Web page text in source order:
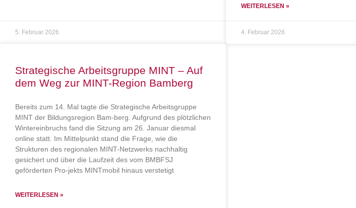
5. Februar 2026
WEITERLESEN »
4. Februar 2026
Strategische Arbeitsgruppe MINT – Auf
dem Weg zur MINT-Region Bamberg
Bereits zum 14. Mal tagte die Strategische Arbeitsgruppe
MINT der Bildungsregion Bam-berg. Aufgrund des plötzlichen
Wintereinbruchs fand die Sitzung am 26. Januar diesmal
online statt. Im Mittelpunkt stand die Frage, wie die
Strukturen des regionalen MINT-Netzwerks nachhaltig
gesichert und über die Laufzeit des vom BMBFSJ
geförderten Pro-jekts MINTmobil hinaus verstetigt
WEITERLESEN »